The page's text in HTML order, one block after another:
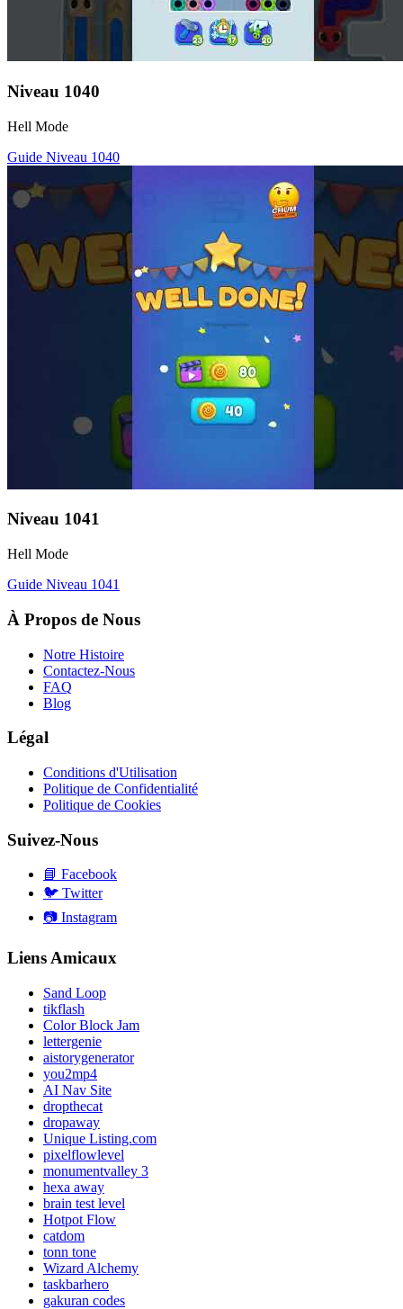
Niveau 1040
Hell Mode
Guide Niveau 1040
Niveau 1041
Hell Mode
Guide Niveau 1041
À Propos de Nous
Notre Histoire
Contactez-Nous
FAQ
Blog
Légal
Conditions d'Utilisation
Politique de Confidentialité
Politique de Cookies
Suivez-Nous
📘 Facebook
🐦 Twitter
📷 Instagram
Liens Amicaux
Sand Loop
tikflash
Color Block Jam
lettergenie
aistorygenerator
you2mp4
AI Nav Site
dropthecat
dropaway
Unique Listing.com
pixelflowlevel
monumentvalley 3
hexa away
brain test level
Hotpot Flow
catdom
tonn tone
Wizard Alchemy
taskbarhero
gakuran codes